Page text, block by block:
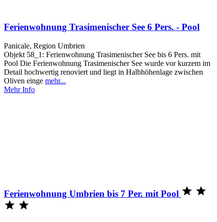
Ferienwohnung Trasimenischer See 6 Pers. - Pool
Panicale, Region Umbrien
Objekt 58_1: Ferienwohnung Trasimenischer See bis 6 Pers. mit
Pool Die Ferienwohnung Trasimenischer See wurde vor kurzem im
Detail hochwertig renoviert und liegt in Halbhöhenlage zwischen
Oliven einge mehr...
Mehr Info
Ferienwohnung Umbrien bis 7 Per. mit Pool  
 